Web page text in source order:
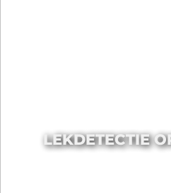
LEKDETECTIE